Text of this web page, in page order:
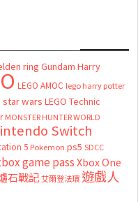
ring Gundam Harry
LEGO AMOC lego harry potter
star wars LEGO Technic
MONSTER HUNTER WORLD
Switch
5 Pokemon ps5 SDCC
game passXbox One
石戰記艾爾登法環 遊戲人